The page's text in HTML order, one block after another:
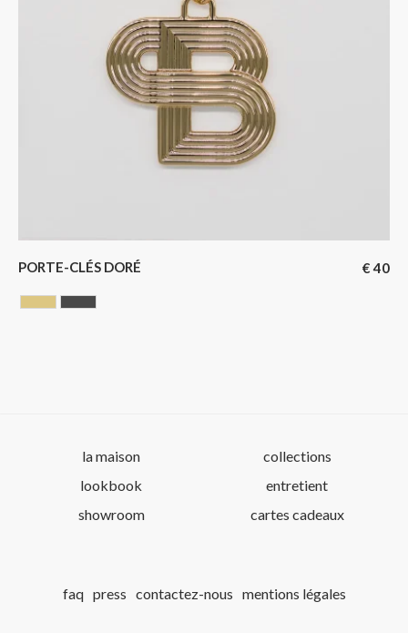
PORTE-CLÉS DORÉ €40
la maison
lookbook
showroom
collections
entretient
cartes cadeaux
faq press contactez-nous mentions légales